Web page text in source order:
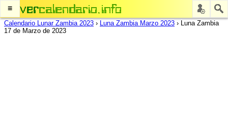
≡
Calendario Lunar Zambia 2023 › Luna Zambia Marzo 2023 › Luna Zambia
17 de Marzo de 2023